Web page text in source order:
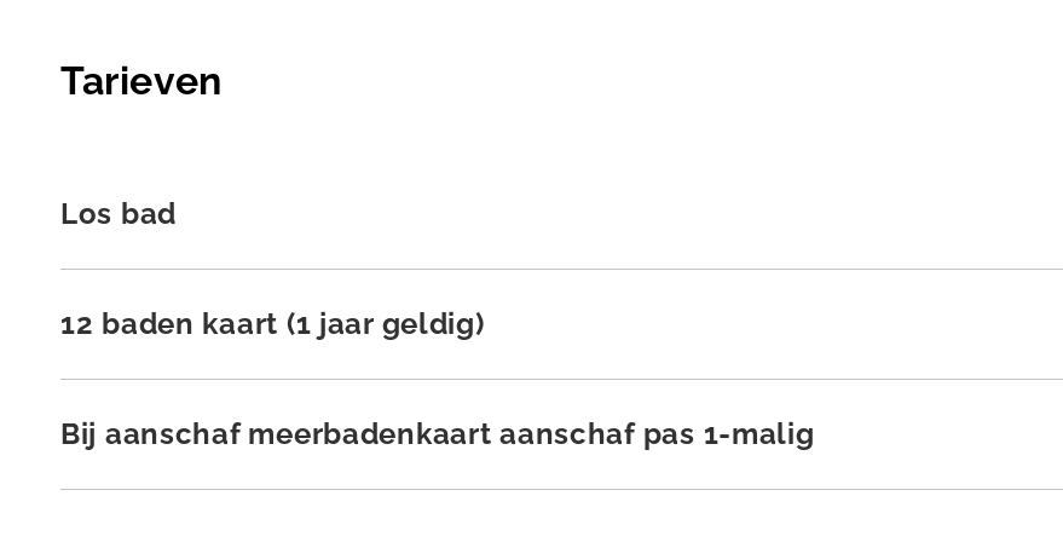
Tarieven
Los bad
12 baden kaart (1 jaar geldig)
Bij aanschaf meerbadenkaart aanschaf pas 1-malig